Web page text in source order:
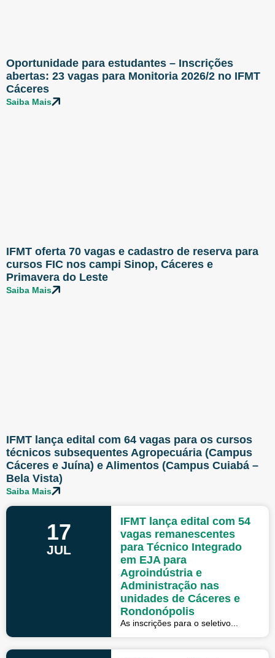
Oportunidade para estudantes – Inscrições
abertas: 23 vagas para Monitoria 2026/2 no IFMT
Cáceres
Saiba Mais
IFMT oferta 70 vagas e cadastro de reserva para
cursos FIC nos campi Sinop, Cáceres e
Primavera do Leste
Saiba Mais
IFMT lança edital com 64 vagas para os cursos
técnicos subsequentes Agropecuária (Campus
Cáceres e Juína) e Alimentos (Campus Cuiabá –
Bela Vista)
Saiba Mais
17
JUL
IFMT lança edital com 54
vagas remanescentes
para Técnico Integrado
em EJA para
Agroindústria e
Administração nas
unidades de Cáceres e
Rondonópolis
As inscrições para o seletivo...